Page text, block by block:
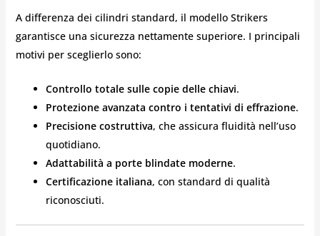
A differenza dei cilindri standard, il modello Strikers
garantisce una sicurezza nettamente superiore. I principali
motivi per sceglierlo sono:
Controllo totale sulle copie delle chiavi.
Protezione avanzata contro i tentativi di effrazione.
Precisione costruttiva, che assicura fluidità nell’uso
quotidiano.
Adattabilità a porte blindate moderne.
Certificazione italiana, con standard di qualità
riconosciuti.